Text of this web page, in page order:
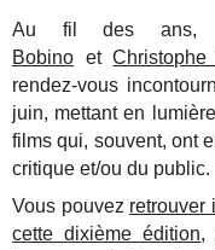
Au fil des ans,
Bobino etChristophe
rendez-vous
juin, mettant en
films qui, souvent, ont
critique et/ou du public.
Vous pouvez retrouver
cette dixième édition,